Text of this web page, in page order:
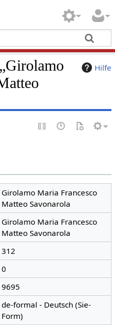
Hilfe
Girolamo Maria Francesco
Matteo Savonarola
Girolamo Maria Francesco
Matteo Savonarola
312
0
9695
de-formal - Deutsch (Sie-
Form)